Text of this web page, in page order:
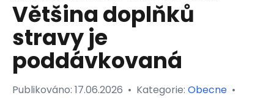
Většina doplňků
stravy je
poddávkovaná
Publikováno: 17.06.2026 • Kategorie: Obecne •